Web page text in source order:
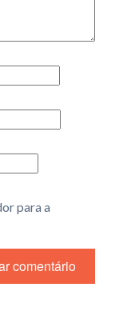
para a